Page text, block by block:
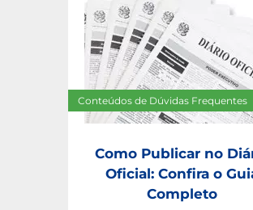
Conteúdos de Dúvidas Frequentes
Como Publicar no
Oficial: Confira o
Completo